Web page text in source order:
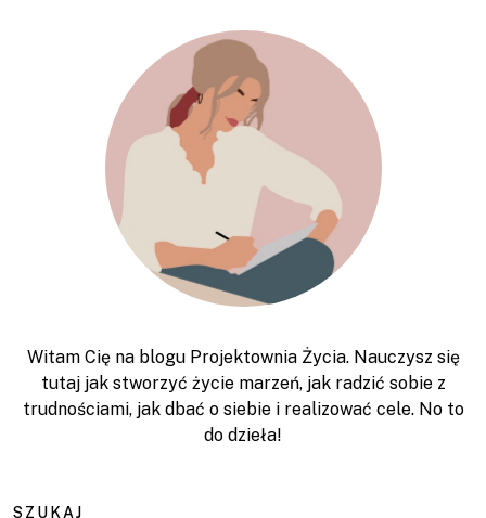
Witam Cię na blogu Projektownia Życia. Nauczysz się
tutaj jak stworzyć życie marzeń, jak radzić sobie z
trudnościami, jak dbać o siebie i realizować cele. No to
do dzieła!
SZUKAJ